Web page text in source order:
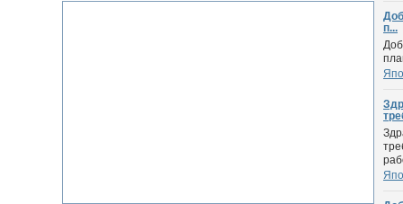
п...